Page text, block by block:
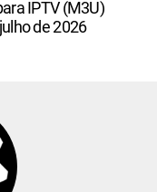
IPTV (M3U)
de 2026